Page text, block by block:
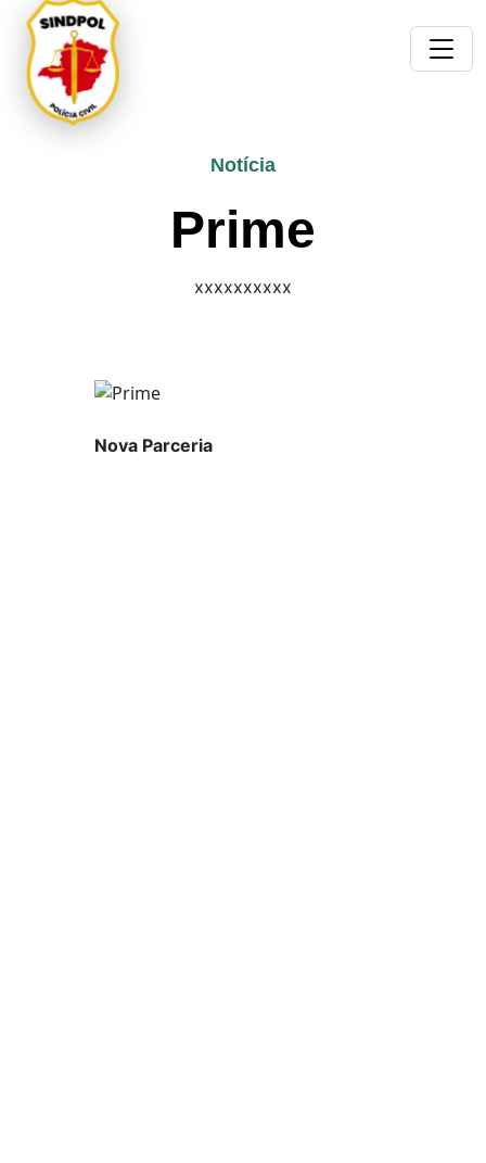
Notícia
Prime
xxxxxxxxxx
Nova Parceria